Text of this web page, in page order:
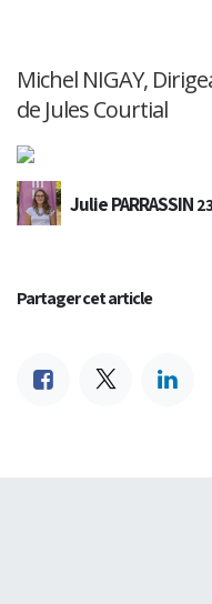
Michel NIGAY,
de Jules Courtial
Julie PARRASSIN
Partager cet article